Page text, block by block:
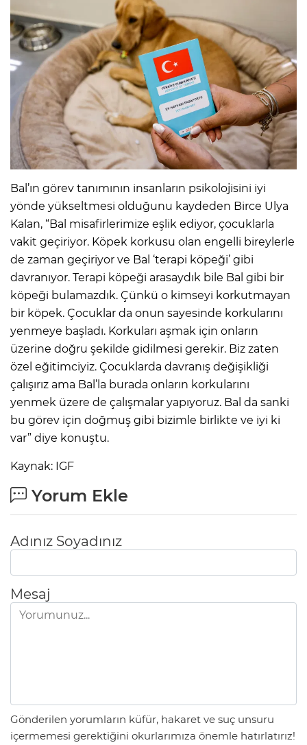
Bal’ın görev tanımının insanların psikolojisini iyi
yönde yükseltmesi olduğunu kaydeden Birce Ulya
Kalan, “Bal misafirlerimize eşlik ediyor, çocuklarla
vakit geçiriyor. Köpek korkusu olan engelli bireylerle
de zaman geçiriyor ve Bal ‘terapi köpeği’ gibi
davranıyor. Terapi köpeği arasaydık bile Bal gibi bir
köpeği bulamazdık. Çünkü o kimseyi korkutmayan
bir köpek. Çocuklar da onun sayesinde korkularını
yenmeye başladı. Korkuları aşmak için onların
üzerine doğru şekilde gidilmesi gerekir. Biz zaten
özel eğitimciyiz. Çocuklarda davranış değişikliği
çalışırız ama Bal’la burada onların korkularını
yenmek üzere de çalışmalar yapıyoruz. Bal da sanki
bu görev için doğmuş gibi bizimle birlikte ve iyi ki
var” diye konuştu.
Kaynak: IGF
Yorum Ekle
Adınız Soyadınız
Mesaj
Gönderilen yorumların küfür, hakaret ve suç unsuru
içermemesi gerektiğini okurlarımıza önemle hatırlatırız!